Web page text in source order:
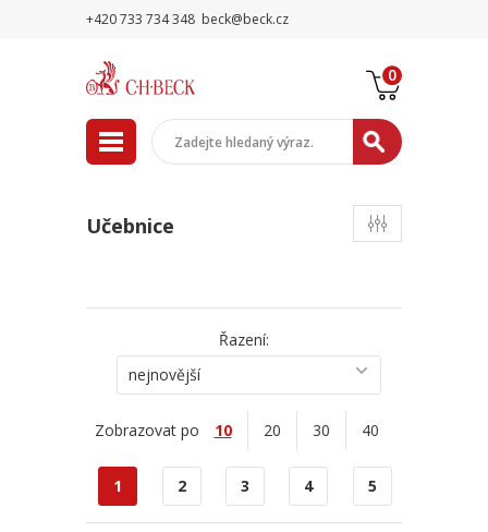
+420 733 734 348 beck@beck.cz
0
Učebnice
Řazení:
nejnovější
Zobrazovat po 10 20 30 40
1 2 3 4 5